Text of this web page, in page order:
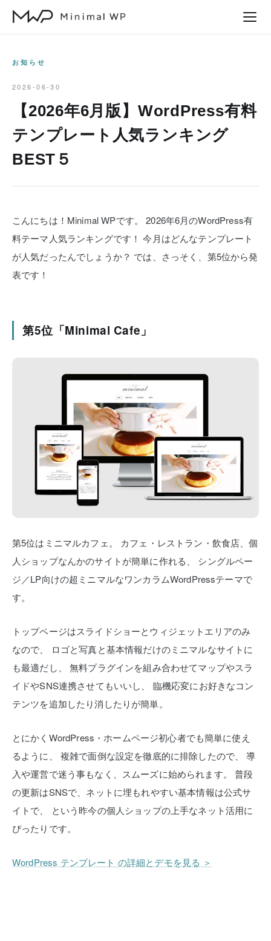
お知らせ
2026-06-30
【2026年6月版】WordPress有料
テンプレート人気ランキング
BEST５
こんにちは！Minimal WPです。
2026年6月のWordPress有
料テーマ人気ランキングです！ 今月はどんなテンプレート
が人気だったんでしょうか？ では、さっそく、第5位から発
表です！
第5位「Minimal Cafe」
第5位はミニマルカフェ。
カフェ・レストラン・飲食店、個
人ショップなんかのサイトが簡単に作れる、
シングルペー
ジ／LP向けの超ミニマルなワンカラムWordPressテーマで
す。
トップページはスライドショーとウィジェットエリアのみ
なので、
ロゴと写真と基本情報だけのミニマルなサイトに
も最適だし、
無料プラグインを組み合わせてマップやスラ
イドやSNS連携させてもいいし、
臨機応変にお好きなコン
テンツを追加したり消したりが簡単。
とにかくWordPress・ホームページ初心者でも簡単に使え
るように、
複雑で面倒な設定を徹底的に排除したので、
導
入や運営で迷う事もなく、スムーズに始められます。
普段
の更新はSNSで、ネットに埋もれやすい基本情報は公式サ
イトで、
という昨今の個人ショップの上手なネット活用に
ぴったりです。
WordPress テンプレート の詳細とデモを見る ＞